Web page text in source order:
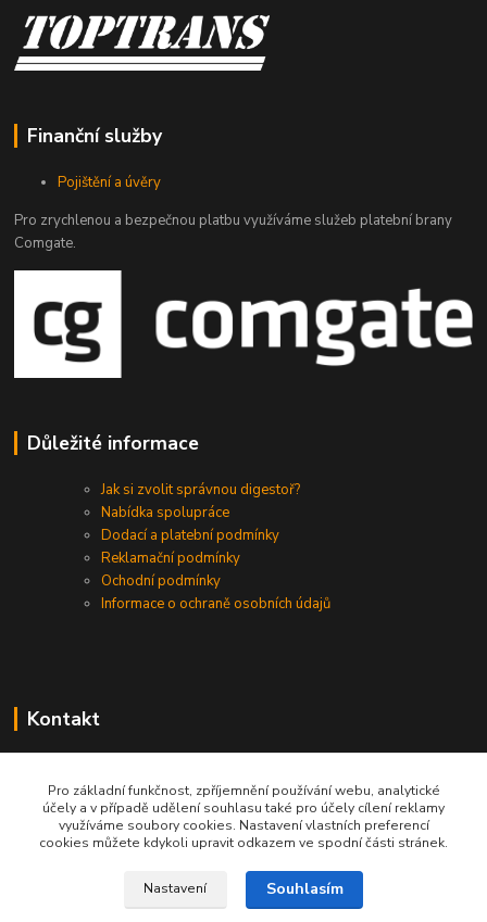
Finanční služby
Pojištění a úvěry
Pro zrychlenou a bezpečnou platbu využíváme služeb platební brany
Comgate.
Důležité informace
Jak si zvolit správnou digestoř?
Nabídka spolupráce
Dodací a platební podmínky
Reklamační podmínky
Ochodní podmínky
Informace o ochraně osobních údajů
Kontakt
info@gastrodigestore.cz
Pro základní funkčnost, zpříjemnění používání webu, analytické
účely a v případě udělení souhlasu také pro účely cílení reklamy
využíváme soubory cookies. Nastavení vlastních preferencí
cookies můžete kdykoli upravit odkazem ve spodní části stránek.
Nastavení Souhlasím